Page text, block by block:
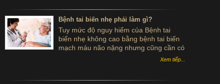
mạch?
Bệnh tai biến nhẹ phải làm gì?
Tuy mức độ nguy hiểm của Bệnh tai
biến nhẹ không cao bằng bệnh tai biến
mạch máu não nặng nhưng cũng cần có
sự phòng ngừa kịp thời. Vậy nếu gặp
Xem tiếp...